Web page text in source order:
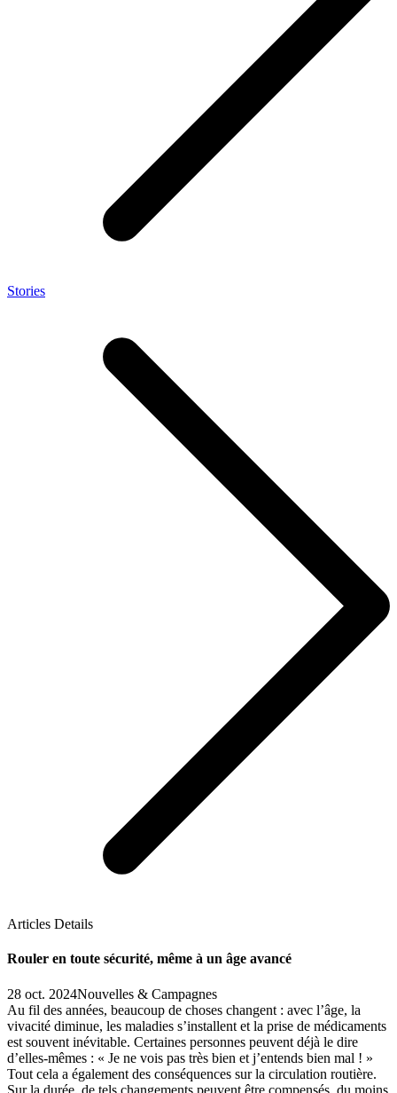
Stories
Articles Details
Rouler en toute sécurité, même à un âge avancé
28 oct. 2024Nouvelles & Campagnes
Au fil des années, beaucoup de choses changent : avec l’âge, la
vivacité diminue, les maladies s’installent et la prise de médicaments
est souvent inévitable. Certaines personnes peuvent déjà le dire
d’elles-mêmes : « Je ne vois pas très bien et j’entends bien mal ! »
Tout cela a également des conséquences sur la circulation routière.
Sur la durée, de tels changements peuvent être compensés, du moins